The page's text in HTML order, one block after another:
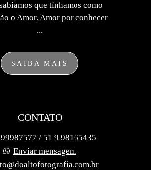
que tínhamos como
o Amor. Amor por conhecer
...
SAIBA MAIS
CONTATO
/ 51 9 98165435
Enviar mensagem